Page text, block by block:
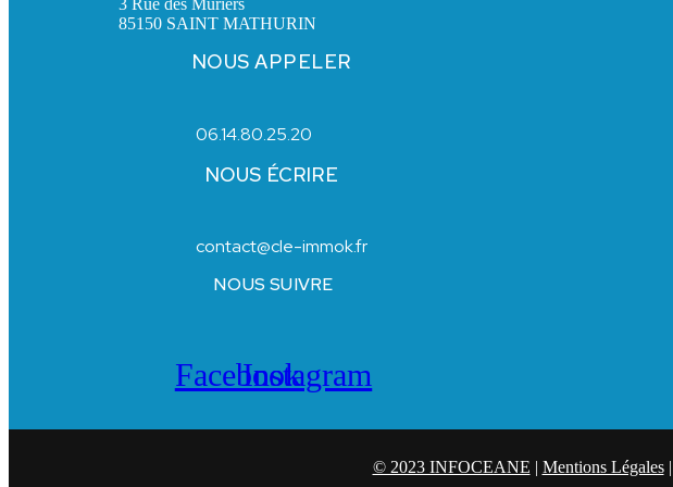
85150 SAINT MATHURIN
NOUS APPELER
06.14.80.25.20
NOUS ÉCRIRE
contact@cle-immok.fr
NOUS SUIVRE
FacebookInstagram
© 2023 INFOCEANE | Mentions Légales|